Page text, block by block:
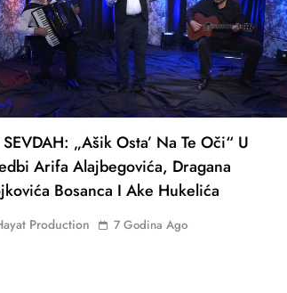
„Ašik Osta’ Na Te Oči“ U
Arifa Alajbegovića, Dragana
Bosanca I Ake Hukelića
Production 7 Godina Ago